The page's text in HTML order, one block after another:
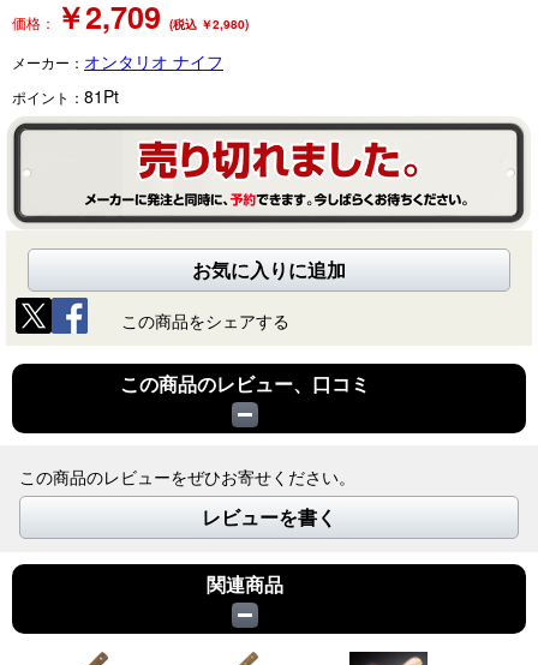
価格： ￥2,709 (税込 ￥2,980)
メーカー： オンタリオ ナイフ
ポイント： 81 Pt
お気に入りに追加
この商品をシェアする
この商品のレビュー、口コミ
この商品のレビューをぜひお寄せください。
レビューを書く
関連商品